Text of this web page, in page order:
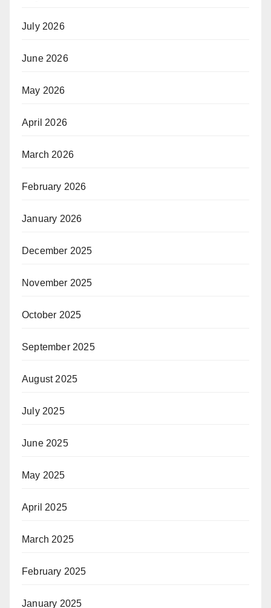
July 2026
June 2026
May 2026
April 2026
March 2026
February 2026
January 2026
December 2025
November 2025
October 2025
September 2025
August 2025
July 2025
June 2025
May 2025
April 2025
March 2025
February 2025
January 2025